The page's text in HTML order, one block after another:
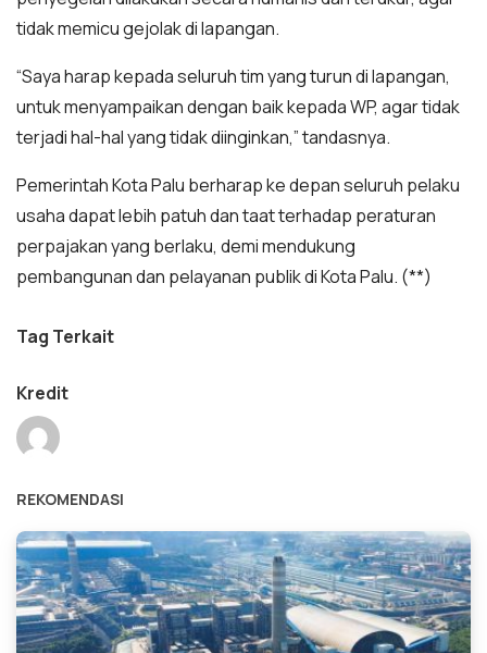
tidak memicu gejolak di lapangan.
“Saya harap kepada seluruh tim yang turun di lapangan,
untuk menyampaikan dengan baik kepada WP, agar tidak
terjadi hal-hal yang tidak diinginkan,” tandasnya.
Pemerintah Kota Palu berharap ke depan seluruh pelaku
usaha dapat lebih patuh dan taat terhadap peraturan
perpajakan yang berlaku, demi mendukung
pembangunan dan pelayanan publik di Kota Palu. (**)
Tag Terkait
Kredit
REKOMENDASI